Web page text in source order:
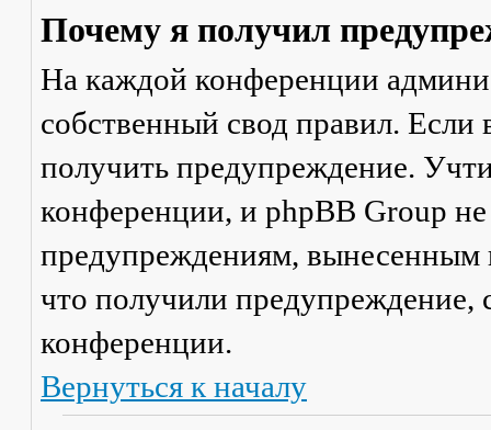
Почему я получил
На каждой конференции
собственный свод правил.
получить предупреждение.
конференции, и phpBB Group
предупреждениям, вынесенным
что получили предупреждение,
конференции.
Вернуться к началу